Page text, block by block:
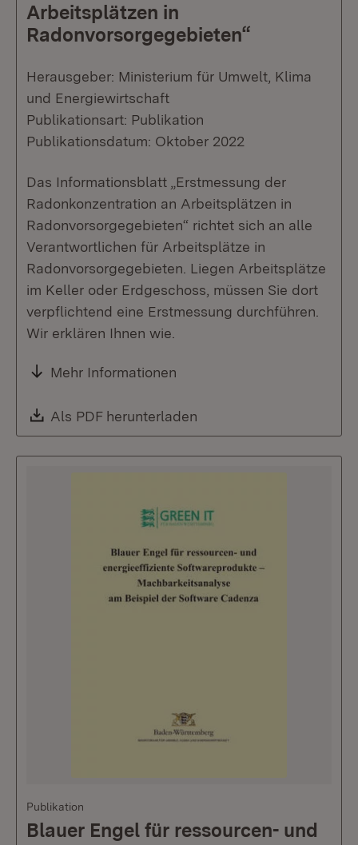
Arbeitsplätzen in
Radonvorsorgegebieten“
Herausgeber: Ministerium für Umwelt, Klima
und Energiewirtschaft
Publikationsart: Publikation
Publikationsdatum: Oktober 2022
Das Informationsblatt „Erstmessung der
Radonkonzentration an Arbeitsplätzen in
Radonvorsorgegebieten“ richtet sich an alle
Verantwortlichen für Arbeitsplätze in
Radonvorsorgegebieten. Liegen Arbeitsplätze
im Keller oder Erdgeschoss, müssen Sie dort
verpflichtend eine Erstmessung durchführen.
Wir erklären Ihnen wie.
Mehr Informationen
Download:
Als PDF herunterladen
Publikation
Blauer Engel für ressourcen- und